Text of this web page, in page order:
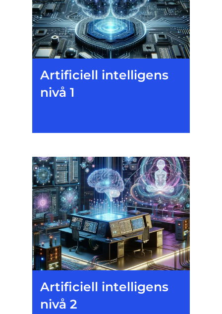
Artificiell intelligens
nivå 1
Artificiell intelligens
nivå 2